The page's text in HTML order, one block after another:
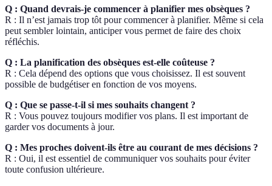
Q : Quand devrais-je commencer à planifier mes obsèques ?
R : Il n’est jamais trop tôt pour commencer à planifier. Même si cela
peut sembler lointain, anticiper vous permet de faire des choix
réfléchis.
Q : La planification des obsèques est-elle coûteuse ?
R : Cela dépend des options que vous choisissez. Il est souvent
possible de budgétiser en fonction de vos moyens.
Q : Que se passe-t-il si mes souhaits changent ?
R : Vous pouvez toujours modifier vos plans. Il est important de
garder vos documents à jour.
Q : Mes proches doivent-ils être au courant de mes décisions ?
R : Oui, il est essentiel de communiquer vos souhaits pour éviter
toute confusion ultérieure.